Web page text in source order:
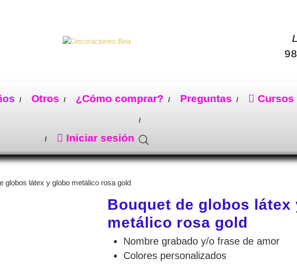
Otros ¿Cómo comprar? Preguntas Cursos
Iniciar sesión
globos látex y globo metálico rosa gold
Bouquet de globos látex
metálico rosa gold
Nombre grabado y/o frase de amor
Colores personalizados